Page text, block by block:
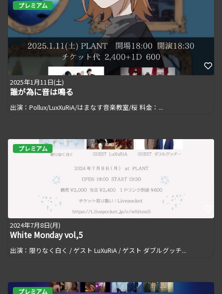
プレミアム
2025年1月11日(土)
誰が為に音は鳴る
出演：Pollux/LuxXuRiA/はまなす音楽教室/桜 料金：...
プレミアム
2024年7月8日(月)
White Monday vol,5
出演：限りなく白く / ゲスト LuXuRiA / ゲスト ダブルグッチ...
プレミアム